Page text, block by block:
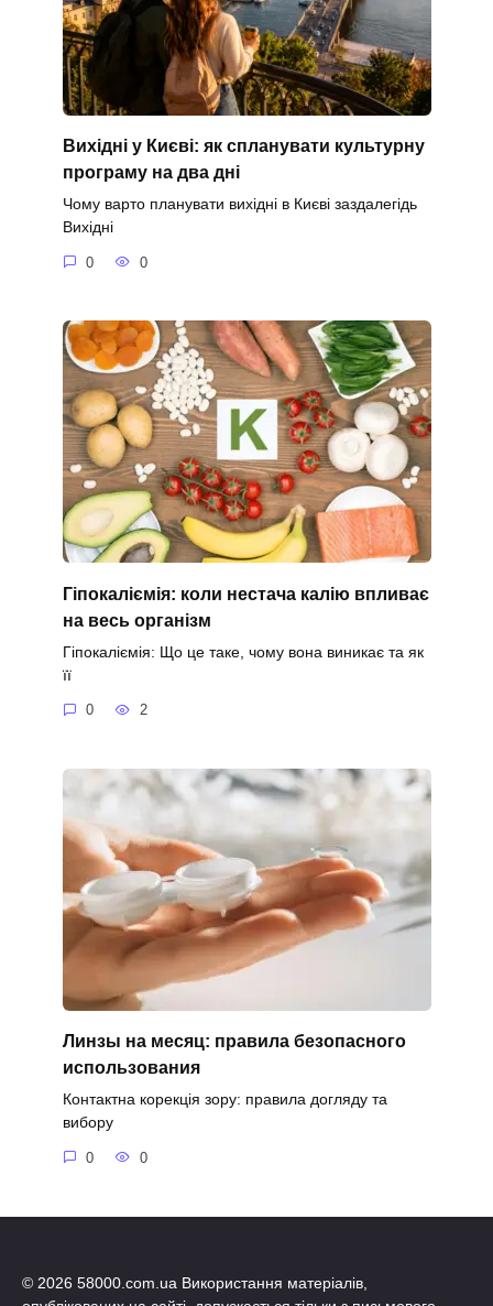
Вихідні у Києві: як спланувати культурну
програму на два дні
Чому варто планувати вихідні в Києві заздалегідь
Вихідні
0 0
Гіпокаліємія: коли нестача калію впливає
на весь організм
Гіпокаліємія: Що це таке, чому вона виникає та як
її
0 2
Линзы на месяц: правила безопасного
использования
Контактна корекція зору: правила догляду та
вибору
0 0
© 2026 58000.com.ua Використання матеріалів,